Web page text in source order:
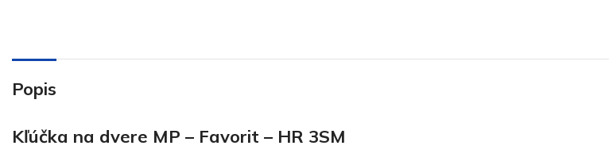
Popis
Kľúčka na dvere MP – Favorit – HR 3SM